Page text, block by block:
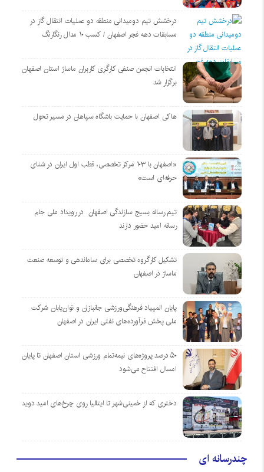
درخشش تیم دومیدانی منطقه دو عملیات انتقال گاز در
مسابقات دهه فجر اصفهان / کسب ۱۰ مدال رنگارنگ
انتخابات انجمن صنفی کارگری کاربران ماساژ استان اصفهان
برگزار شد
هاکی اصفهان با حمایت باشگاه سپاهان در مسیر تحول
«اصفهان با ۱۰۳ مرکز تخصصی، قطب اول ایران در شنای
حرفه‌ای است»
تیم رسانه بسیج سازندگی اصفهان در رویداد ملی جام
رسانه امید حضور دارند
تشکیل کارگروه تخصصی برای ساماندهی و توسعه صنعت
ماساژ در اصفهان
پایان المپیاد فرهنگی‌ورزشی جانبازان و توان‌یابان شرکت
ملی پخش فرآورده‌های نفتی ایران در اصفهان
۵۰ درصد پروژه‌های نیمه‌تمام ورزشی استان اصفهان تا پایان
امسال افتتاح می‌شود
دختری که از خمینی‌شهر تا ایتالیا روی چرخ‌های امید دوید
چندرسانه ای